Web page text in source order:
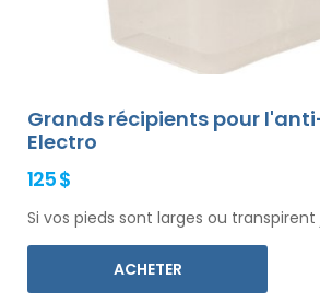
Grands récipients pour
Electro
125 $
Si vos pieds sont larges ou
ACHETER